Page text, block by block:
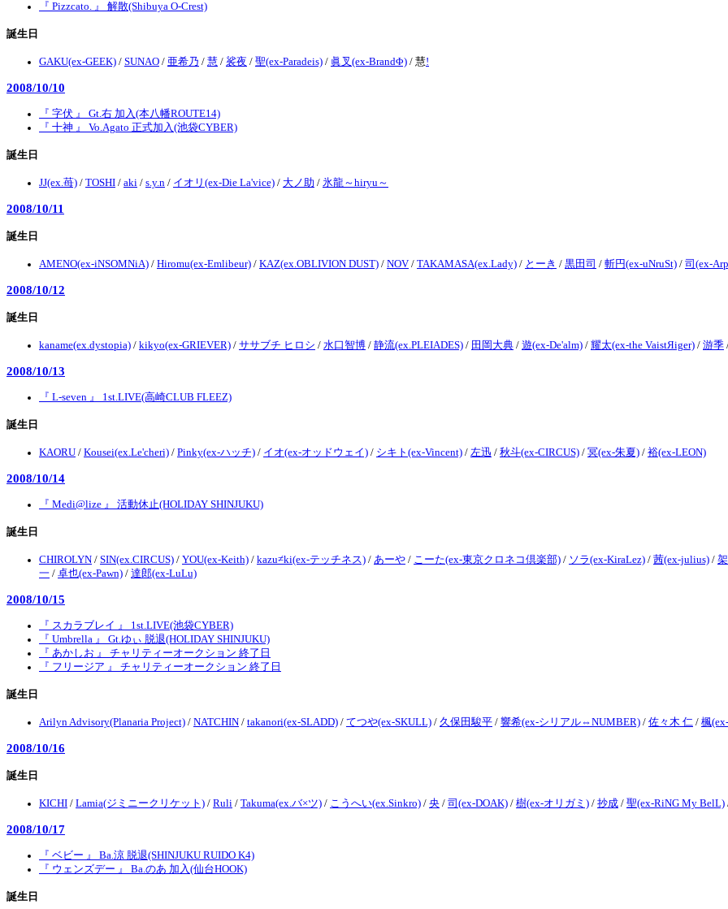
『 Pizzcato. 』 解散(Shibuya O-Crest)
誕生日
GAKU(ex-GEEK) / SUNAO / 亜希乃 / 慧 / 裟夜 / 聖(ex-Paradeis) / 眞叉(ex-BrandΦ) / 慧!
2008/10/10
『 字伏 』 Gt.右 加入(本八幡ROUTE14)
『 十神 』 Vo.Agato 正式加入(池袋CYBER)
誕生日
JJ(ex.苺) / TOSHI / aki / s.y.n / イオリ(ex-Die La'vice) / 大ノ助 / 氷龍～hiryu～
2008/10/11
誕生日
AMENO(ex-iNSOMNiA) / Hiromu(ex-Emlibeur) / KAZ(ex.OBLIVION DUST) / NOV / TAKAMASA(ex.Lady) / とーき / 黒田司 / 斬円(ex-uNruSt) / 司(ex-
2008/10/12
誕生日
kaname(ex.dystopia) / kikyo(ex-GRIEVER) / ササブチ ヒロシ / 水口智博 / 静流(ex.PLEIADES) / 田岡大典 / 遊(ex-De'alm) / 耀太(ex-the VaistЯiger) / 游季
2008/10/13
『 L-seven 』 1st.LIVE(高崎CLUB FLEEZ)
誕生日
KAORU / Kousei(ex.Le'cheri) / Pinky(ex-ハッチ) / イオ(ex-オッドウェイ) / シキト(ex-Vincent) / 左迅 / 秋斗(ex-CIRCUS) / 冥(ex-朱夏) / 裕(ex-LEON)
2008/10/14
『 Medi@lize 』 活動休止(HOLIDAY SHINJUKU)
誕生日
CHIROLYN / SIN(ex.CIRCUS) / YOU(ex-Keith) / kazu≠ki(ex-テッチネス) / あーや / こーた(ex-東京クロネコ倶楽部) / ソラ(ex-KiraLez) / 茜(ex-julius) /
一 / 卓也(ex-Pawn) / 達郎(ex-LuLu)
2008/10/15
『 スカラブレイ 』 1st.LIVE(池袋CYBER)
『 Umbrella 』 Gt.ゆぃ 脱退(HOLIDAY SHINJUKU)
『 あかしお 』 チャリティーオークション 終了日
『 フリージア 』 チャリティーオークション 終了日
誕生日
Arilyn Advisory(Planaria Project) / NATCHIN / takanori(ex-SLADD) / てつや(ex-SKULL) / 久保田駿平 / 響希(ex-シリアル⇔NUMBER) / 佐々木 仁 / 楓
2008/10/16
誕生日
KICHI / Lamia(ジミニークリケット) / Ruli / Takuma(ex.バ×ツ) / こうへい(ex.Sinkro) / 央 / 司(ex-DOAK) / 樹(ex-オリガミ) / 抄成 / 聖(ex-RiNG My BelL)
2008/10/17
『 ベビー 』 Ba.涼 脱退(SHINJUKU RUIDO K4)
『 ウェンズデー 』 Ba.のあ 加入(仙台HOOK)
誕生日